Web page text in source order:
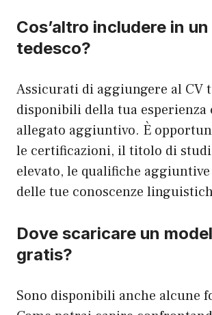
Cos’altro includere in
tedesco?
Assicurati di aggiungere al CV
disponibili della tua esperienza
allegato aggiuntivo. È
le certificazioni, il titolo di
elevato, le qualifiche
delle tue conoscenze
Dove scaricare un
gratis?
Sono disponibili anche alcune